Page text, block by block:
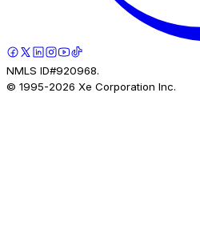
NMLS ID#920968.
© 1995-2026 Xe Corporation Inc.